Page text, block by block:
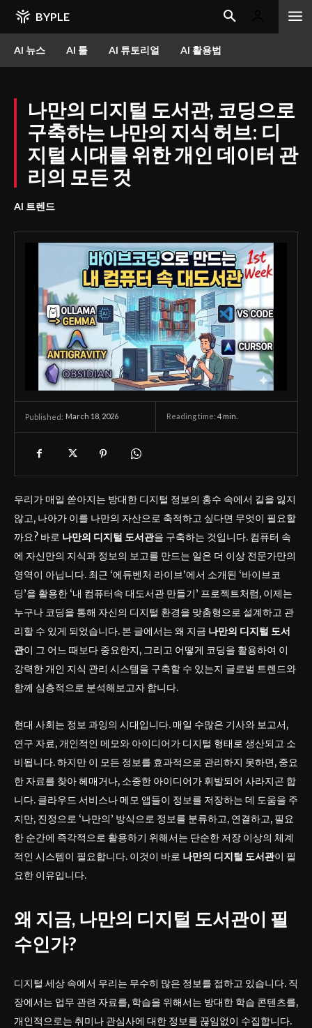
BYPLE
AI 뉴스 AI 툴 AI 튜토리얼 AI 활용법
나만의 디지털 도서관, 코딩으로
구축하는 나만의 지식 허브: 디
지털 시대를 위한 개인 데이터 관
리의 모든 것
AI 트렌드
Published: March 18, 2026 Reading time: 4 min.
우리가 매일 쏟아지는 방대한 디지털 정보의 홍수 속에서 길을 잃지
않고, 나아가 이를 나만의 자산으로 축적하고 싶다면 무엇이 필요할
까요? 바로 나만의 디지털 도서관을 구축하는 것입니다. 컴퓨터 속
에 자신만의 지식과 정보의 보고를 만드는 일은 더 이상 전문가만의
영역이 아닙니다. 최근 ‘에듀벤처 라이브’에서 소개된 ‘바이브코
딩’을 활용한 ‘내 컴퓨터속 대도서관 만들기’ 프로젝트처럼, 이제는
누구나 코딩을 통해 자신의 디지털 환경을 맞춤형으로 설계하고 관
리할 수 있게 되었습니다. 본 글에서는 왜 지금 나만의 디지털 도서
관이 그 어느 때보다 중요한지, 그리고 어떻게 코딩을 활용하여 이
강력한 개인 지식 관리 시스템을 구축할 수 있는지 글로벌 트렌드와
함께 심층적으로 분석해보고자 합니다.
현대 사회는 정보 과잉의 시대입니다. 매일 수많은 기사와 보고서,
연구 자료, 개인적인 메모와 아이디어가 디지털 형태로 생산되고 소
비됩니다. 하지만 이 모든 정보를 효과적으로 관리하지 못하면, 중요
한 자료를 찾아 헤매거나, 소중한 아이디어가 휘발되어 사라지곤 합
니다. 클라우드 서비스나 메모 앱들이 정보를 저장하는 데 도움을 주
지만, 진정으로 ‘나만의’ 방식으로 정보를 분류하고, 연결하고, 필요
한 순간에 즉각적으로 활용하기 위해서는 단순한 저장 이상의 체계
적인 시스템이 필요합니다. 이것이 바로 나만의 디지털 도서관이 필
요한 이유입니다.
왜 지금, 나만의 디지털 도서관이 필
수인가?
디지털 세상 속에서 우리는 무수히 많은 정보를 접하고 있습니다. 직
장에서는 업무 관련 자료를, 학습을 위해서는 방대한 학습 콘텐츠를,
개인적으로는 취미나 관심사에 대한 정보를 끊임없이 수집합니다.